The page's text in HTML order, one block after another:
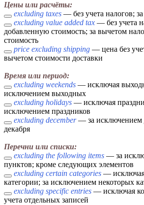
Цены или расчёты:
excluding taxes — без учета налогов;
excluding value added tax — без учета
добавленную стоимость; за вычетом
стоимость
price excluding shipping — цена без
вычетом стоимости доставки
Время или период:
excluding weekends — исключая
исключением выходных
excluding holidays — исключая
исключением праздников
excluding december— за исключением
декабря
Перечни или списки:
excluding the following items — за
пунктов; кроме следующих элементов
excluding certain categories —
категории; за исключением некоторых
excluding specific entries — исключая
учета отдельных записей